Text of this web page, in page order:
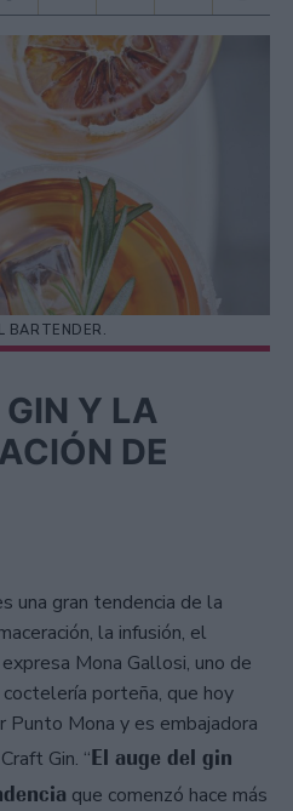
BARTENDER.
GIN Y LA
DE
una gran tendencia de la
la infusión, el
Mona Gallosi, uno de
porteña, que hoy
Mona y es embajadora
Gin. “El auge del gin
que comenzó hace más